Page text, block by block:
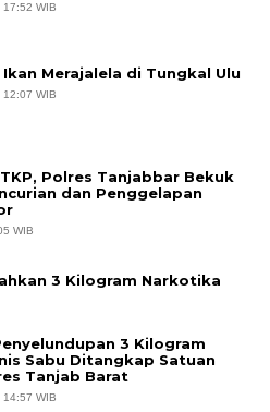
WIB
Merajalela di Tungkal Ulu
WIB
Polres Tanjabbar Bekuk
dan Penggelapan
WIB
3 Kilogram Narkotika
3 Kilogram
Sabu Ditangkap Satuan
Tanjab Barat
14:57 WIB